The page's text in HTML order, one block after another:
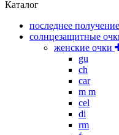
Каталог
последнее получение
солнцезащитные
женские очки
gu
ch
car
m m
cel
di
rm